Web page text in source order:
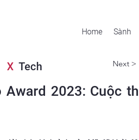
Home Sành
X Tech Next >
Award 2023: Cuộc